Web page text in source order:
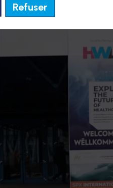
Refuser